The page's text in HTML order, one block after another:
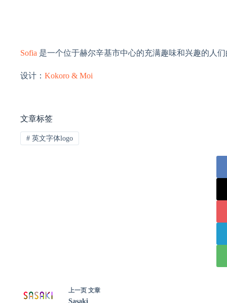
Sofia 是一个位于赫尔辛基市中心的充满趣味和兴趣的人
设计： Kokoro & Moi
文章标签
#英文字体logo
上一页 文章
Sasaki